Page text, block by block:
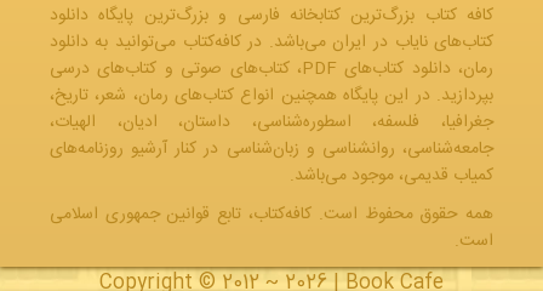
کافه کتاب بزرگ‌ترین کتابخانه فارسی و بزرگ‌ترین پایگاه دانلود
کتاب‌های نایاب در ایران می‌باشد. در کافه‌کتاب می‌توانید به دانلود
رمان، دانلود کتاب‌های PDF، کتاب‌های صوتی و کتاب‌های درسی
بپردازید. در این پایگاه همچنین انواع کتاب‌های رمان، شعر، تاریخ،
جغرافیا، فلسفه، اسطوره‌شناسی، داستان، ادیان، الهیات،
جامعه‌شناسی، روانشناسی و زبان‌شناسی در کنار آرشیو روزنامه‌های
کمیاب قدیمی، موجود می‌باشد.
همه حقوق محفوظ است. کافه‌کتاب، تابع قوانین جمهوری‌ اسلامی
است.
Copyright © 2012 ~ 2026 | Book Cafe